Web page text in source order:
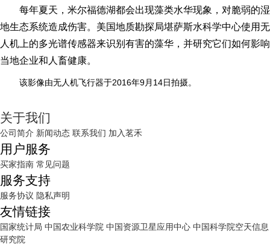
每年夏天，米尔福德湖都会出现藻类水华现象，对脆弱的湿
地生态系统造成伤害。美国地质勘探局堪萨斯水科学中心使用无
人机上的多光谱传感器来识别有害的藻华，并研究它们如何影响
当地企业和人畜健康。
该影像由无人机飞行器于2016年9月14日拍摄。
关于我们
公司简介 新闻动态 联系我们 加入茗禾
用户服务
买家指南 常见问题
服务支持
服务协议 隐私声明
友情链接
国家统计局 中国农业科学院 中国资源卫星应用中心 中国科学院空天信息
研究院